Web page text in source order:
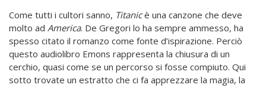
Come tutti i cultori sanno, Titanicè una canzone che deve
molto ad America. De Gregori lo ha sempre ammesso, ha
spesso citato il romanzo come fonte d’ispirazione. Perciò
questo audiolibro Emons rappresenta la chiusura di un
cerchio, quasi come se un percorso si fosse compiuto. Qui
sotto trovate un estratto che ci fa apprezzare la magia, la